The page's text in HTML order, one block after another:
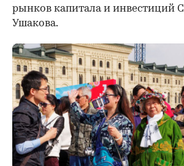
рынков капитала и инвестиций
Ушакова.